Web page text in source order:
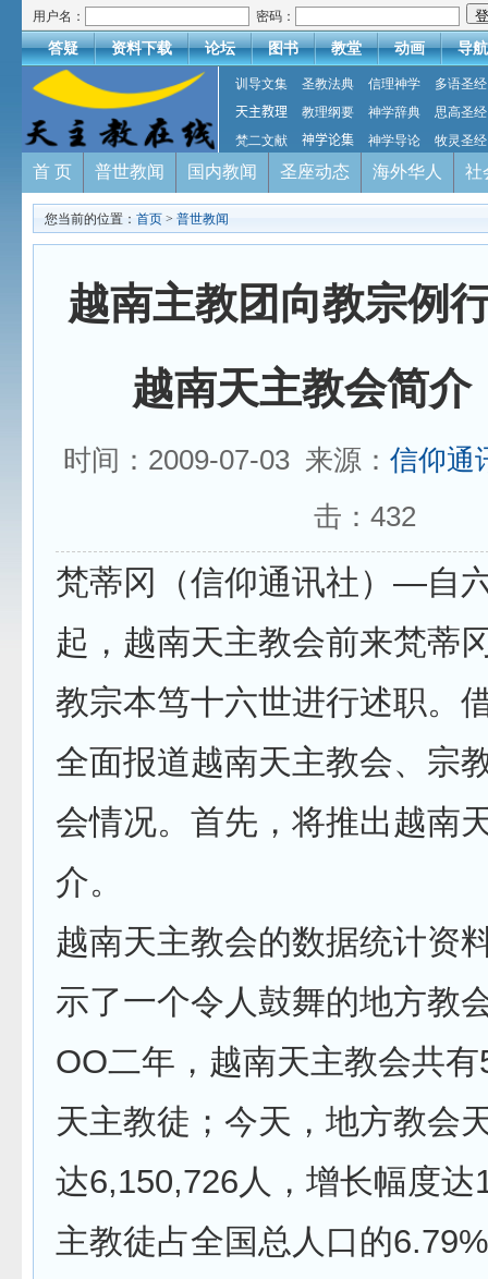
用户名： 密码：
答疑 资料下载 论坛 图书 教堂 动画 导航
训导文集 圣教法典 信理神学
多语圣经
天主教理
教理纲要 神学辞典
思高圣经
梵二文献
神学论集 神学导论 牧灵圣经
首 页 普世教闻 国内教闻 圣座动态 海外华人 社
您当前的位置： 首页 > 普世教闻
越南主教团向教宗
越南天主教会简介
时间：2009-07-03 来源： 信仰通
击： 432
梵蒂冈（信仰通讯社）—自
起，越南天主教会前来梵蒂
教宗本笃十六世进行述职。
全面报道越南天主教会、宗
会情况。首先，将推出越南
介。
越南天主教会的数据统计资
示了一个令人鼓舞的地方教
OO二年，越南天主教会共
天主教徒；今天，地方教会
达6,150,726人，增长幅度达
主教徒占全国总人口的